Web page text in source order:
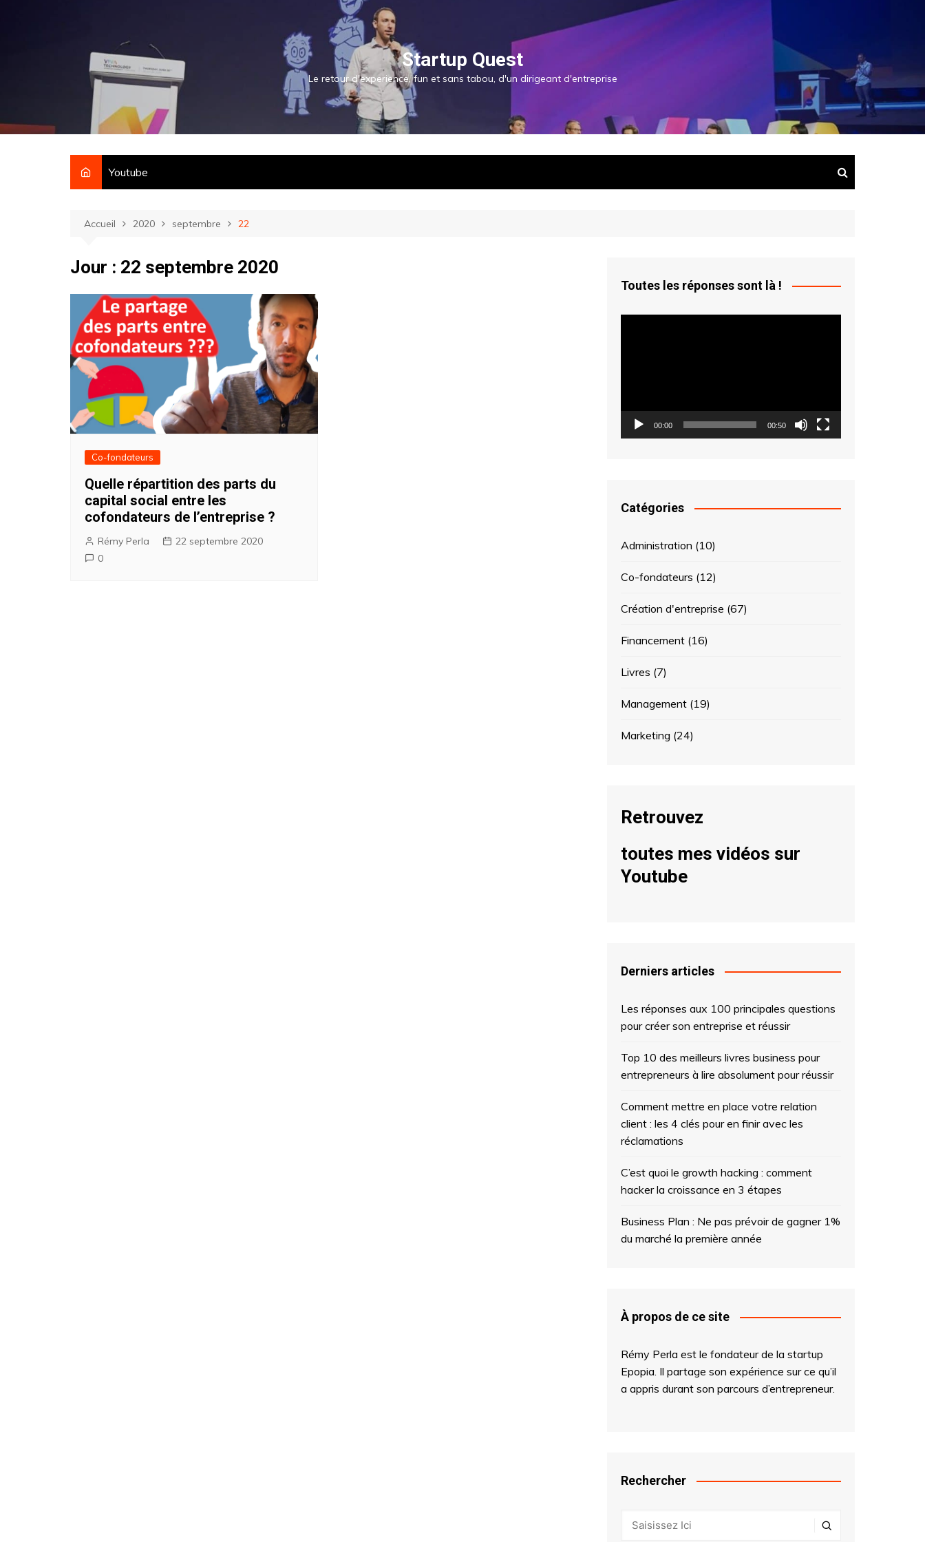
Startup Quest
Le retour d'experience, fun et sans tabou, d'un dirigeant d'entreprise
Youtube
Accueil 2020 septembre 22
Jour : 22 septembre 2020
Co-fondateurs
Quelle répartition des parts du
capital social entre les
cofondateurs de l’entreprise ?
Rémy Perla
22 septembre 2020
0
Toutes les réponses sont là !
00:00 00:50
Catégories
Administration (10)
Co-fondateurs (12)
Création d'entreprise (67)
Financement (16)
Livres (7)
Management (19)
Marketing (24)
Retrouvez
toutes mes vidéos sur
Youtube
Derniers articles
Les réponses aux 100 principales questions
pour créer son entreprise et réussir
Top 10 des meilleurs livres business pour
entrepreneurs à lire absolument pour réussir
Comment mettre en place votre relation
client : les 4 clés pour en finir avec les
réclamations
C’est quoi le growth hacking : comment
hacker la croissance en 3 étapes
Business Plan : Ne pas prévoir de gagner 1%
du marché la première année
À propos de ce site
Rémy Perla est le fondateur de la startup
Epopia. Il partage son expérience sur ce qu’il
a appris durant son parcours d’entrepreneur.
Rechercher